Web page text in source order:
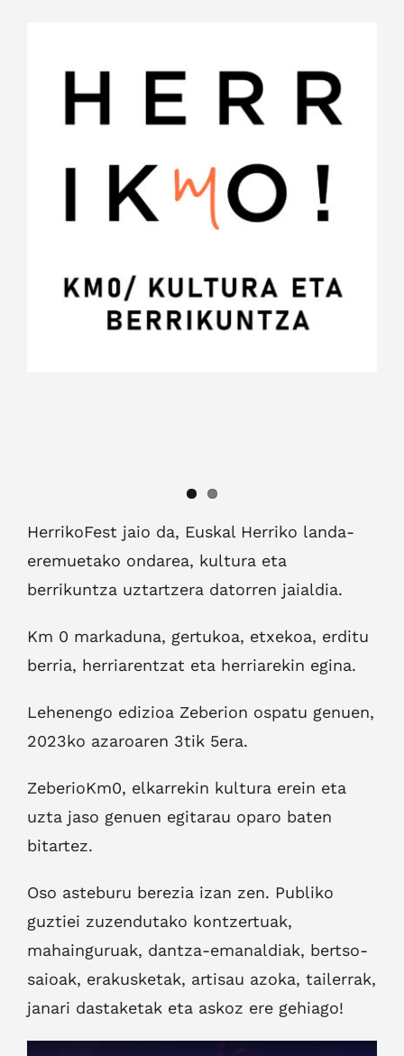
HerrikoFest jaio da, Euskal Herriko landa-
eremuetako ondarea, kultura eta
berrikuntza uztartzera datorren jaialdia.
Km 0 markaduna, gertukoa, etxekoa, erditu
berria, herriarentzat eta herriarekin egina.
Lehenengo edizioa Zeberion ospatu genuen,
2023ko azaroaren 3tik 5era.
ZeberioKm0, elkarrekin kultura erein eta
uzta jaso genuen egitarau oparo baten
bitartez.
Oso asteburu berezia izan zen. Publiko
guztiei zuzendutako kontzertuak,
mahainguruak, dantza-emanaldiak, bertso-
saioak, erakusketak, artisau azoka, tailerrak,
janari dastaketak eta askoz ere gehiago!